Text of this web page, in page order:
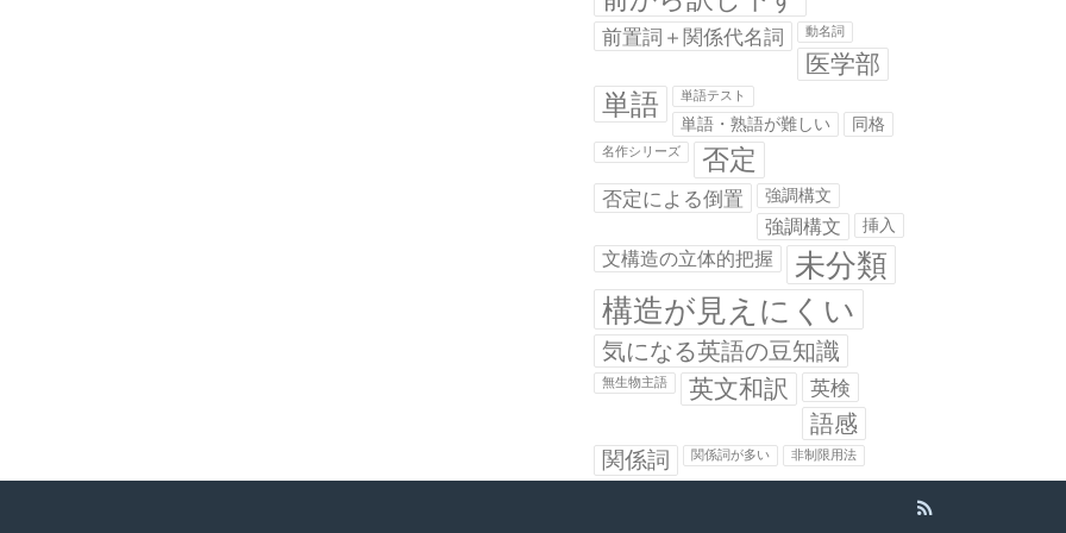
前置詞＋関係代名詞 動名詞
医学部
単語 単語テスト
単語・熟語が難しい 同格
名作シリーズ 否定
否定による倒置 強調構文
強調構文 挿入
文構造の立体的把握 未分類
構造が見えにくい
気になる英語の豆知識
無生物主語 英文和訳 英検
語感
関係詞 関係詞が多い 非制限用法